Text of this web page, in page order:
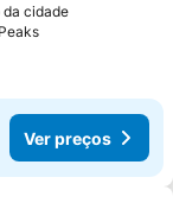
da cidade
Ver preços
Ver preços